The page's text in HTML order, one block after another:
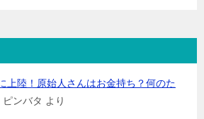
上陸！原始人さんはお金持ち？何のた
ピンバタ より